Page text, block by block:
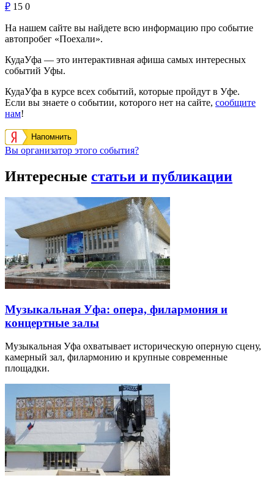
₽ 15 0
На нашем сайте вы найдете всю информацию про событие
автопробег «Поехали».
КудаУфа — это интерактивная афиша самых интересных
событий Уфы.
КудаУфа в курсе всех событий, которые пройдут в Уфе.
Если вы знаете о событии, которого нет на сайте, сообщите
нам!
Напомнить
Вы организатор этого события?
Интересные статьи и публикации
Музыкальная Уфа: опера, филармония и
концертные залы
Музыкальная Уфа охватывает историческую оперную сцену,
камерный зал, филармонию и крупные современные
площадки.